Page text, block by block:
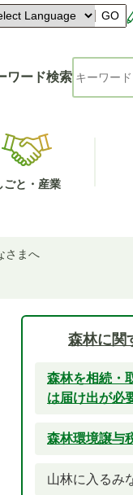
GO
ワード検索
ごと・産業
さまへ
森林に関
森林を相続・
は届け出が必
森林環境譲与
山林に入るみ